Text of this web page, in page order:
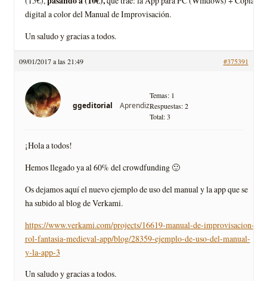
digital a color del Manual de Improvisación.
Un saludo y gracias a todos.
09/01/2017 a las 21:49 #375391
ggeditorial Aprendiz
Temas: 1
Respuestas: 2
Total: 3
¡Hola a todos!
Hemos llegado ya al 60% del crowdfunding 🙂
Os dejamos aquí el nuevo ejemplo de uso del manual y la app que se
ha subido al blog de Verkami.
https://www.verkami.com/projects/16619-manual-de-improvisacion-
rol-fantasia-medieval-app/blog/28359-ejemplo-de-uso-del-manual-
y-la-app-3
Un saludo y gracias a todos.